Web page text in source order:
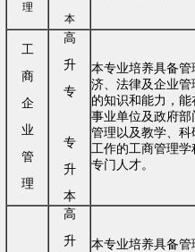
理
本
工
商
企
业
管
理
高
升
专
专
升
本
本专业培养具备管
济、法律及企业管
的知识和能力，能
事业单位及政府部
管理以及教学、科
工作的工商管理学
专门人才。
高
升
本专业培养具备管